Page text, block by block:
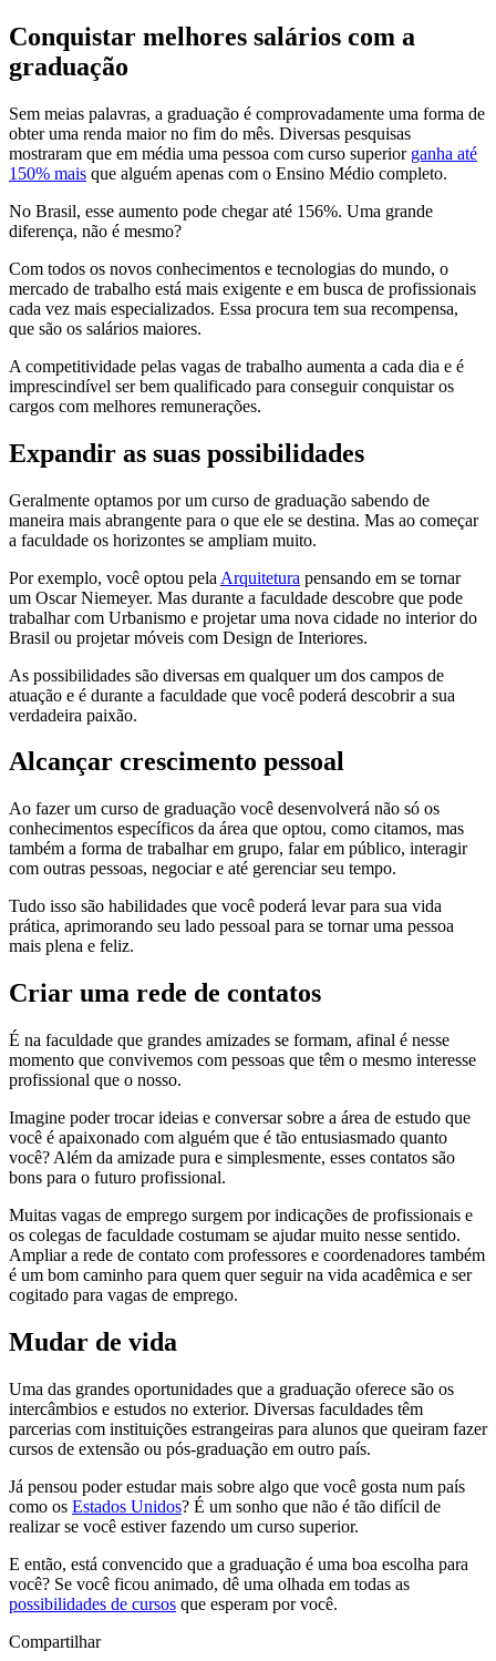
Conquistar melhores salários com a
graduação
Sem meias palavras, a graduação é comprovadamente uma forma de
obter uma renda maior no fim do mês. Diversas pesquisas
mostraram que em média uma pessoa com curso superior ganha até
150% mais que alguém apenas com o Ensino Médio completo.
No Brasil, esse aumento pode chegar até 156%. Uma grande
diferença, não é mesmo?
Com todos os novos conhecimentos e tecnologias do mundo, o
mercado de trabalho está mais exigente e em busca de profissionais
cada vez mais especializados. Essa procura tem sua recompensa,
que são os salários maiores.
A competitividade pelas vagas de trabalho aumenta a cada dia e é
imprescindível ser bem qualificado para conseguir conquistar os
cargos com melhores remunerações.
Expandir as suas possibilidades
Geralmente optamos por um curso de graduação sabendo de
maneira mais abrangente para o que ele se destina. Mas ao começar
a faculdade os horizontes se ampliam muito.
Por exemplo, você optou pela Arquitetura pensando em se tornar
um Oscar Niemeyer. Mas durante a faculdade descobre que pode
trabalhar com Urbanismo e projetar uma nova cidade no interior do
Brasil ou projetar móveis com Design de Interiores.
As possibilidades são diversas em qualquer um dos campos de
atuação e é durante a faculdade que você poderá descobrir a sua
verdadeira paixão.
Alcançar crescimento pessoal
Ao fazer um curso de graduação você desenvolverá não só os
conhecimentos específicos da área que optou, como citamos, mas
também a forma de trabalhar em grupo, falar em público, interagir
com outras pessoas, negociar e até gerenciar seu tempo.
Tudo isso são habilidades que você poderá levar para sua vida
prática, aprimorando seu lado pessoal para se tornar uma pessoa
mais plena e feliz.
Criar uma rede de contatos
É na faculdade que grandes amizades se formam, afinal é nesse
momento que convivemos com pessoas que têm o mesmo interesse
profissional que o nosso.
Imagine poder trocar ideias e conversar sobre a área de estudo que
você é apaixonado com alguém que é tão entusiasmado quanto
você? Além da amizade pura e simplesmente, esses contatos são
bons para o futuro profissional.
Muitas vagas de emprego surgem por indicações de profissionais e
os colegas de faculdade costumam se ajudar muito nesse sentido.
Ampliar a rede de contato com professores e coordenadores também
é um bom caminho para quem quer seguir na vida acadêmica e ser
cogitado para vagas de emprego.
Mudar de vida
Uma das grandes oportunidades que a graduação oferece são os
intercâmbios e estudos no exterior. Diversas faculdades têm
parcerias com instituições estrangeiras para alunos que queiram fazer
cursos de extensão ou pós-graduação em outro país.
Já pensou poder estudar mais sobre algo que você gosta num país
como os Estados Unidos? É um sonho que não é tão difícil de
realizar se você estiver fazendo um curso superior.
E então, está convencido que a graduação é uma boa escolha para
você? Se você ficou animado, dê uma olhada em todas as
possibilidades de cursos que esperam por você.
Compartilhar